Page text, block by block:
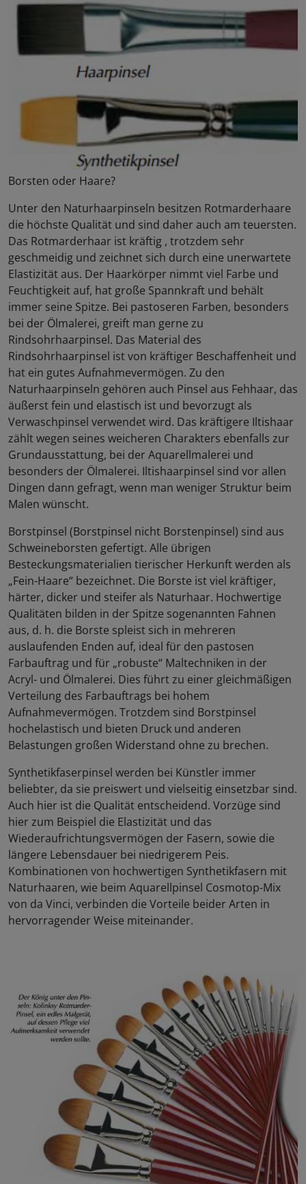
Borsten oder Haare?
Unter den Naturhaarpinseln besitzen Rotmarderhaare
die höchste Qualität und sind daher auch am teuersten.
Das Rotmarderhaar ist kräftig , trotzdem sehr
geschmeidig und zeichnet sich durch eine unerwartete
Elastizität aus. Der Haarkörper nimmt viel Farbe und
Feuchtigkeit auf, hat große Spannkraft und behält
immer seine Spitze. Bei pastoseren Farben, besonders
bei der Ölmalerei, greift man gerne zu
Rindsohrhaarpinsel. Das Material des
Rindsohrhaarpinsel ist von kräftiger Beschaffenheit und
hat ein gutes Aufnahmevermögen. Zu den
Naturhaarpinseln gehören auch Pinsel aus Fehhaar, das
äußerst fein und elastisch ist und bevorzugt als
Verwaschpinsel verwendet wird. Das kräftigere Iltishaar
zählt wegen seines weicheren Charakters ebenfalls zur
Grundausstattung, bei der Aquarellmalerei und
besonders der Ölmalerei. Iltishaarpinsel sind vor allen
Dingen dann gefragt, wenn man weniger Struktur beim
Malen wünscht.
Borstpinsel (Borstpinsel nicht Borstenpinsel) sind aus
Schweineborsten gefertigt. Alle übrigen
Besteckungsmaterialien tierischer Herkunft werden als
„Fein-Haare“ bezeichnet. Die Borste ist viel kräftiger,
härter, dicker und steifer als Naturhaar. Hochwertige
Qualitäten bilden in der Spitze sogenannten Fahnen
aus, d. h. die Borste spleist sich in mehreren
auslaufenden Enden auf, ideal für den pastosen
Farbauftrag und für „robuste“ Maltechniken in der
Acryl- und Ölmalerei. Dies führt zu einer gleichmäßigen
Verteilung des Farbauftrags bei hohem
Aufnahmevermögen. Trotzdem sind Borstpinsel
hochelastisch und bieten Druck und anderen
Belastungen großen Widerstand ohne zu brechen.
Synthetikfaserpinsel werden bei Künstler immer
beliebter, da sie preiswert und vielseitig einsetzbar sind.
Auch hier ist die Qualität entscheidend. Vorzüge sind
hier zum Beispiel die Elastizität und das
Wiederaufrichtungsvermögen der Fasern, sowie die
längere Lebensdauer bei niedrigerem Peis.
Kombinationen von hochwertigen Synthetikfasern mit
Naturhaaren, wie beim Aquarellpinsel Cosmotop-Mix
von da Vinci, verbinden die Vorteile beider Arten in
hervorragender Weise miteinander.